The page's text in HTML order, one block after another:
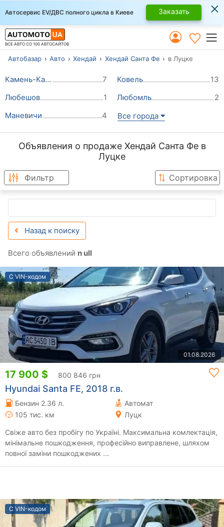
Автосервис EV/ДВС полного цикла в Киеве Заказать ×
ВСЕ АВТО СО 100 АВТОСАЙТОВ
Автобазар Авто Хендай Хендай Санта Фе в Луцке
Камень-Каширский 7 Ковель
13
Любешов
1 Любомль
2
Маневичи
4 Все города
Объявления о продаже Хендай Санта Фе в
Луцке
Фильтр Сортировка
Назад к поиску
Всего объявлений n ull
С VIN-кодом
01.08.2026
17 900 $ 800 846 грн
Hyundai Santa FE, 2018 г.в.
Бензин 2.36 л.
Автомат
105 тис. км
Луцк
Свіже авто без пробігу по Україні. Максимальна комлектація,
мінімальне пошкодження, професійно виправлене, шляхом
повної заміни пошкоджених ...
С VIN-кодом